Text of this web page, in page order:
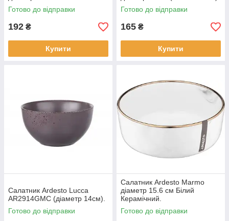
Готово до відправки
192 ₴
Купити
Готово до відправки
165 ₴
Купити
Салатник Ardesto Lucca
AR2914GMC (діаметр 14см).
Готово до відправки
Салатник Ardesto Marmo
діаметр 15.6 см Білий
Керамічний.
Готово до відправки